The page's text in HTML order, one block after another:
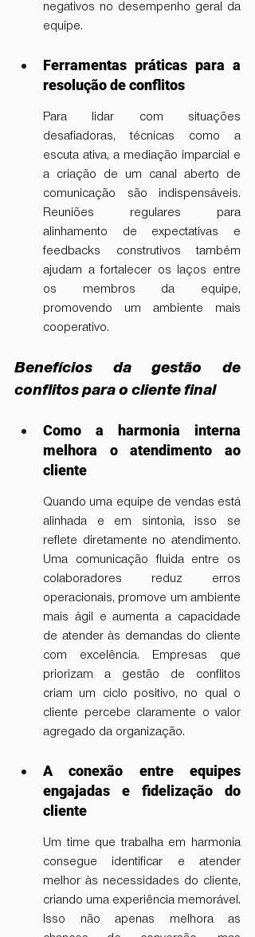
negativos no desempenho geral da
equipe.
Ferramentas práticas para a
resolução de conflitos
Para lidar com situações
desafiadoras, técnicas como a
escuta ativa, a mediação imparcial e
a criação de um canal aberto de
comunicação são indispensáveis.
Reuniões regulares para
alinhamento de expectativas e
feedbacks construtivos também
ajudam a fortalecer os laços entre
os membros da equipe,
promovendo um ambiente mais
cooperativo.
Benefícios da gestão de
conflitos para o cliente final
Como a harmonia interna
melhora o atendimento ao
cliente
Quando uma equipe de vendas está
alinhada e em sintonia, isso se
reflete diretamente no atendimento.
Uma comunicação fluida entre os
colaboradores reduz erros
operacionais, promove um ambiente
mais ágil e aumenta a capacidade
de atender às demandas do cliente
com excelência. Empresas que
priorizam a gestão de conflitos
criam um ciclo positivo, no qual o
cliente percebe claramente o valor
agregado da organização.
A conexão entre equipes
engajadas e fidelização do
cliente
Um time que trabalha em harmonia
consegue identificar e atender
melhor às necessidades do cliente,
criando uma experiência memorável.
Isso não apenas melhora as